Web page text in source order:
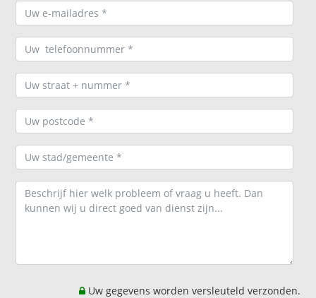
Uw gegevens worden versleuteld verzonden.